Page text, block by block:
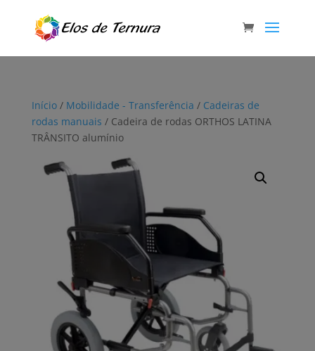
Início/ Mobilidade - Transferência / Cadeiras de
rodas manuais / Cadeira de rodas ORTHOS LATINA
TRÂNSITO alumínio